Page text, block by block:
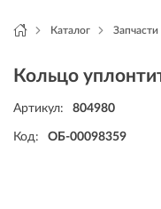
Каталог
Кольцо
Артикул: 804980
Код: ОБ-00098359